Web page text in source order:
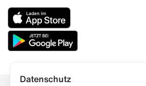
Datenschutz